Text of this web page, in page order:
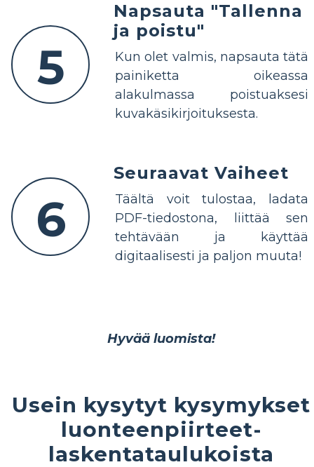
5
Napsauta "Tallenna
ja poistu"
Kun olet valmis, napsauta tätä
painiketta oikeassa
alakulmassa poistuaksesi
kuvakäsikirjoituksesta.
6
Seuraavat Vaiheet
Täältä voit tulostaa, ladata
PDF-tiedostona, liittää sen
tehtävään ja käyttää
digitaalisesti ja paljon muuta!
Hyvää luomista!
Usein kysytyt kysymykset
luonteenpiirteet-
laskentataulukoista